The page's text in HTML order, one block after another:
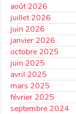
août 2026
juillet 2026
juin 2026
janvier 2026
octobre 2025
juin 2025
avril 2025
mars 2025
février 2025
septembre 2024